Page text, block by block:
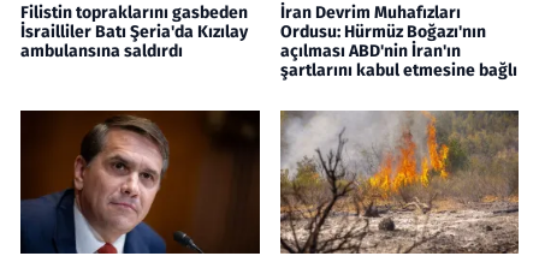
Filistin topraklarını gasbeden
İsrailliler Batı Şeria'da Kızılay
ambulansına saldırdı
İran Devrim Muhafızları
Ordusu: Hürmüz Boğazı'nın
açılması ABD'nin İran'ın
şartlarını kabul etmesine bağlı